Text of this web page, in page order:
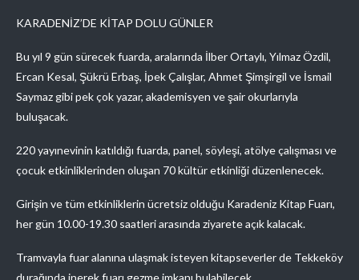
KARADENİZ’DE KİTAP DOLU GÜNLER
Bu yıl 9 gün sürecek fuarda, aralarında İlber Ortaylı, Yılmaz Özdil,
Ercan Kesal, Şükrü Erbaş, İpek Çalışlar, Ahmet Şimşirgil ve İsmail
Saymaz gibi pek çok yazar, akademisyen ve şair okurlarıyla
buluşacak.
220 yayınevinin katıldığı fuarda, panel, söyleşi, atölye çalışması ve
çocuk etkinliklerinden oluşan 70 kültür etkinliği düzenlenecek.
Girişin ve tüm etkinliklerin ücretsiz olduğu Karadeniz Kitap Fuarı,
her gün 10.00-19.30 saatleri arasında ziyarete açık kalacak.
Tramvayla fuar alanına ulaşmak isteyen kitapseverler de Tekkeköy
durağında inerek fuarı gezme imkanı bulabilecek.